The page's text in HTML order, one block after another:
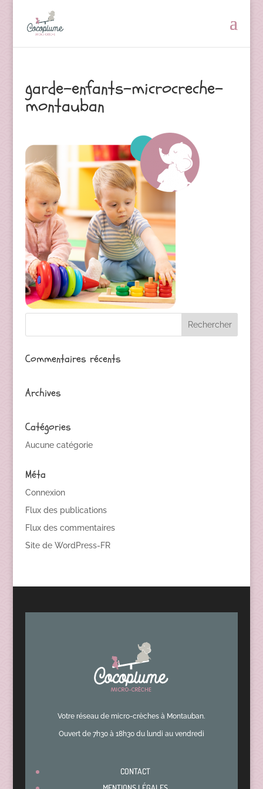
garde-enfants-microcreche-
montauban
Commentaires récents
Archives
Catégories
Aucune catégorie
Méta
Connexion
Flux des publications
Flux des commentaires
Site de WordPress-FR
Votre réseau de micro-crèches à Montauban.
Ouvert de 7h30 à 18h30 du lundi au vendredi
CONTACT